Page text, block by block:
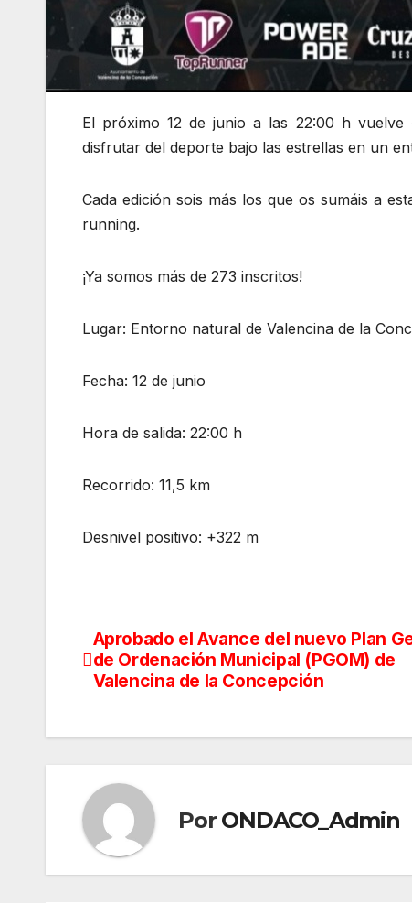
El próximo 12 de junio a las 22:00 h vuelve
disfrutar del deporte bajo las estrellas en un
Cada edición sois más los que os sumáis a
running.
¡Ya somos más de 273 inscritos!
Lugar: Entorno natural de Valencina de la
Fecha: 12 de junio
Hora de salida: 22:00 h
Recorrido: 11,5 km
Desnivel positivo: +322 m
Navegación
de
Aprobado el Avance del nuevo Plan
de Ordenación Municipal (PGOM) de
Valencina de la Concepción
Por ONDACO_Admin